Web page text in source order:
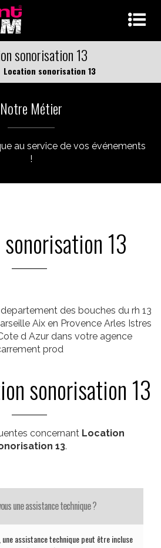
sonorisation 13
Location sonorisation 13
Notre Métier
au service de vos événements
!
13
des bouches du rh 13
Aix en Provence Arles Istres
d Azur dans votre agence
prod
sonorisation 13
concernant Location
13.
une assistance technique ?
assistance technique peut être incluse